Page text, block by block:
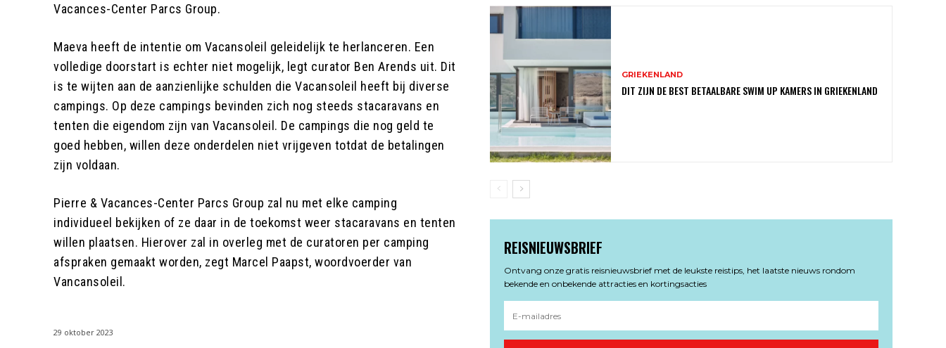
Vacances-Center Parcs Group.
Maeva heeft de intentie om Vacansoleil geleidelijk te herlanceren. Een
volledige doorstart is echter niet mogelijk, legt curator Ben Arends uit. Dit
is te wijten aan de aanzienlijke schulden die Vacansoleil heeft bij diverse
campings. Op deze campings bevinden zich nog steeds stacaravans en
tenten die eigendom zijn van Vacansoleil. De campings die nog geld te
goed hebben, willen deze onderdelen niet vrijgeven totdat de betalingen
zijn voldaan.
Pierre & Vacances-Center Parcs Group zal nu met elke camping
individueel bekijken of ze daar in de toekomst weer stacaravans en tenten
willen plaatsen. Hierover zal in overleg met de curatoren per camping
afspraken gemaakt worden, zegt Marcel Paapst, woordvoerder van
Vancansoleil.
29 oktober 2023
GRIEKENLAND
DIT ZIJN DE BEST BETAALBARE SWIM UP KAMERS IN GRIEKENLAND
REISNIEUWSBRIEF
Ontvang onze gratis reisnieuwsbrief met de leukste reistips, het laatste nieuws rondom
bekende en onbekende attracties en kortingsacties